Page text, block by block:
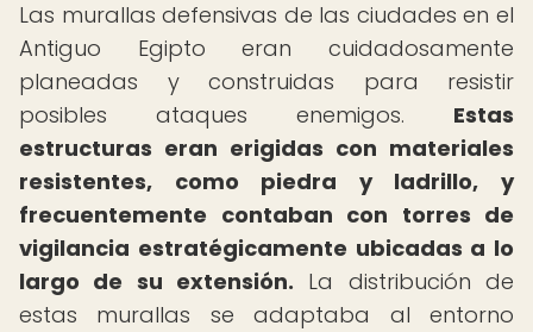
Las murallas defensivas de las ciudades en el
Antiguo Egipto eran cuidadosamente
planeadas y construidas para resistir
posibles ataques enemigos. Estas
estructuras eran erigidas con materiales
resistentes, como piedra y ladrillo, y
frecuentemente contaban con torres de
vigilancia estratégicamente ubicadas a lo
largo de su extensión. La distribución de
estas murallas se adaptaba al entorno